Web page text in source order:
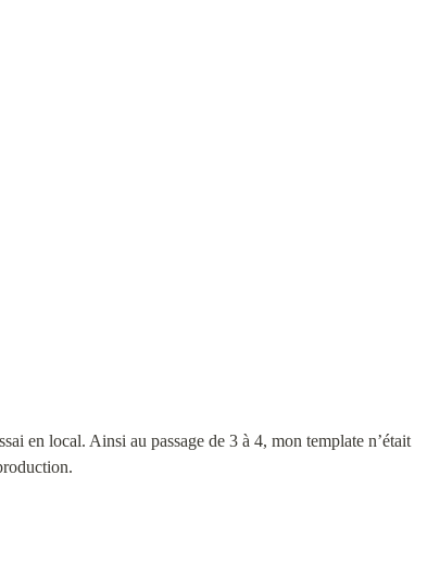
en local. Ainsi au passage de 3 à 4, mon template n’était